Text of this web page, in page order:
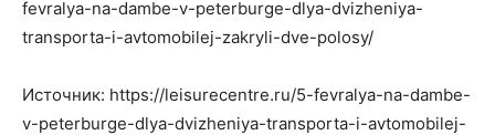
fevralya-na-dambe-v-peterburge-dlya-dvizheniya-
transporta-i-avtomobilej-zakryli-dve-polosy/
Источник: https://leisurecentre.ru/5-fevralya-na-dambe-
v-peterburge-dlya-dvizheniya-transporta-i-avtomobilej-